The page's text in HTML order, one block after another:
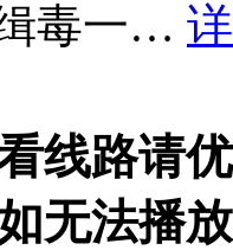
毒一…
看线路请
无法播